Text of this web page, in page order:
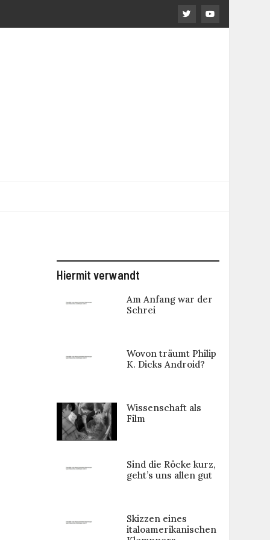
Hiermit verwandt
Am Anfang war der
Schrei
Wovon träumt Philip
K. Dicks Android?
Wissenschaft als
Film
Sind die Röcke kurz,
geht’s uns allen gut
Skizzen eines
italoamerikanischen